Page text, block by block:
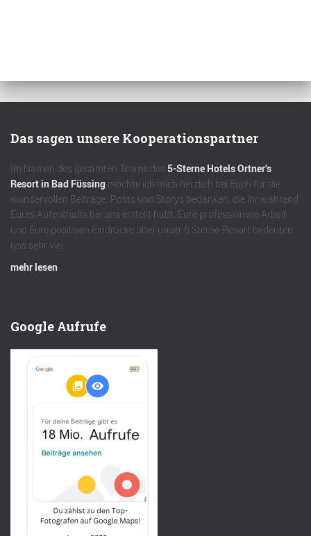
Das sagen unsere Kooperationspartner
Im Namen des gesamten Teams des 5-Sterne Hotels Ortner’s
Resort in Bad Füssing möchte ich mich herzlich bei Euch für die
wundervollen Beiträge, Posts und Storys bedanken, die ihr während
Eures Aufenthalts bei uns erstellt habt. Eure professionelle Arbeit
und Eure positiven Eindrücke über unser 5 Sterne-Resort bedeuten
uns sehr viel.
mehr lesen
Google Aufrufe